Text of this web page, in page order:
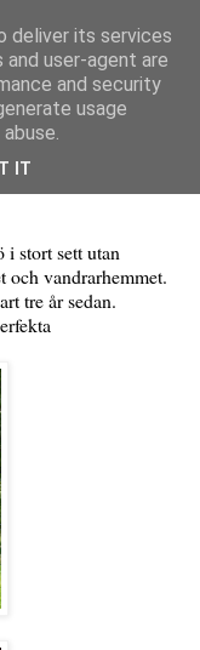
stort sett utan
och vandrarhemmet.
tre år sedan.
deliver its services
user-agent are
and security
usage
IT